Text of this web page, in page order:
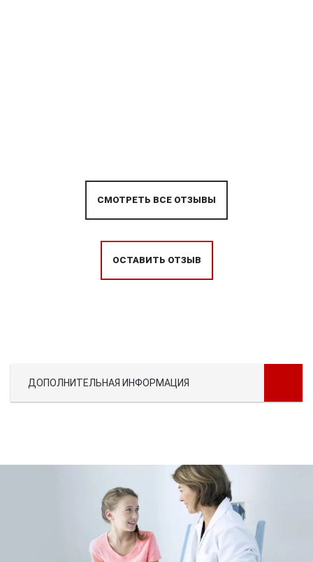
СМОТРЕТЬ ВСЕ ОТЗЫВЫ
ОСТАВИТЬ ОТЗЫВ
ДОПОЛНИТЕЛЬНАЯ ИНФОРМАЦИЯ